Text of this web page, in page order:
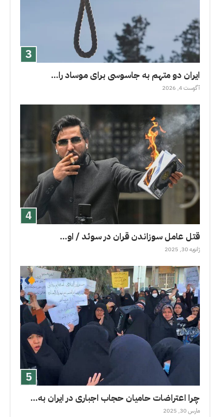
ایران دو متهم به جاسوسی برای موساد را...
آگوست 4, 2026
قتل عامل سوزاندن قران در سوئد / او...
ژانویه 30, 2025
چرا اعتراضات حامیان حجاب اجباری در ایران به...
مارس 30, 2025